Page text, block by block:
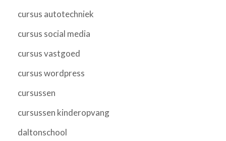
cursus autotechniek
cursus social media
cursus vastgoed
cursus wordpress
cursussen
cursussen kinderopvang
daltonschool